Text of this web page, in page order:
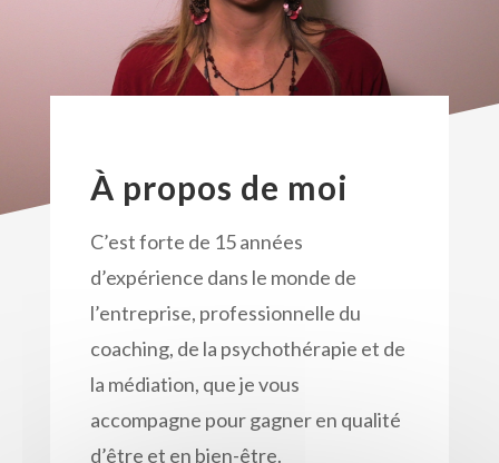
À propos de moi
C’est forte de 15 années
d’expérience dans le monde de
l’entreprise, professionnelle du
coaching, de la psychothérapie et de
la médiation, que je vous
accompagne pour gagner en qualité
d’être et en bien-être.